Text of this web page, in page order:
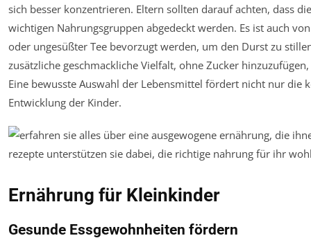
sich besser konzentrieren. Eltern sollten darauf achten, dass
wichtigen Nahrungsgruppen abgedeckt werden. Es ist auch
oder ungesüßter Tee bevorzugt werden, um den Durst zu
zusätzliche geschmackliche Vielfalt, ohne Zucker
Eine bewusste Auswahl der Lebensmittel fördert nicht nur die
Entwicklung der Kinder.
Ernährung für Kleinkinder
Gesunde Essgewohnheiten fördern